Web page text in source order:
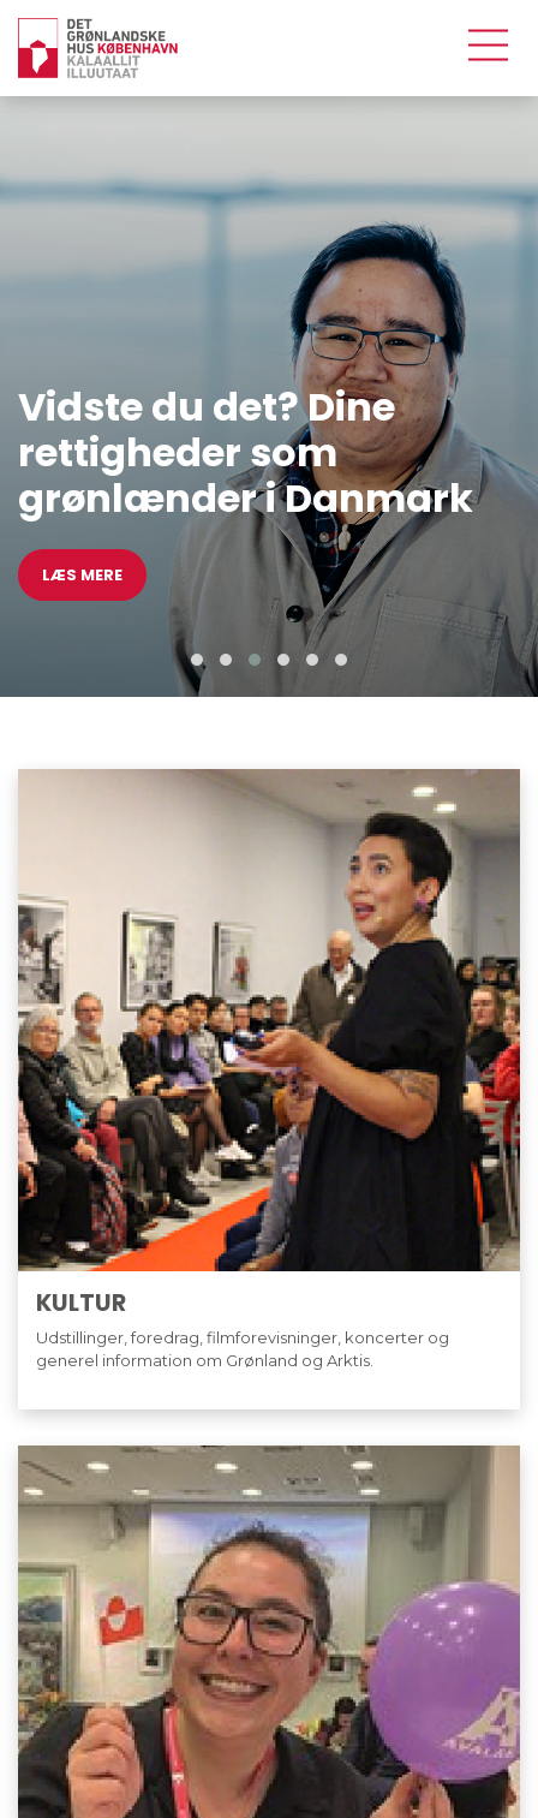
Atualeqqaarneq!
Første skoledag!
LÆS MERE
KULTUR
Udstillinger, foredrag, filmforevisninger, koncerter og
generel information om Grønland og Arktis.